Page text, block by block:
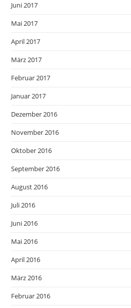
Juni 2017
Mai 2017
April 2017
März 2017
Februar 2017
Januar 2017
Dezember 2016
November 2016
Oktober 2016
September 2016
August 2016
Juli 2016
Juni 2016
Mai 2016
April 2016
März 2016
Februar 2016